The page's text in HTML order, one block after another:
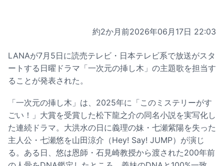
約2か月前2026年06月17日 22:03
LANAが7月5日に読売テレビ・日本テレビ系で放送がスタ
ートする日曜ドラマ「一次元の挿し木」の主題歌を担当す
ることが発表された。
「一次元の挿し木」は、2025年に「このミステリーがす
ごい！」大賞を受賞した松下龍之介の同名小説を実写化し
た連続ドラマ。大洪水の日に義理の妹・七瀬紫陽を失った
主人公・七瀬悠を山田涼介（Hey! Say! JUMP）が演じ
る。ある日、悠は恩師・石見崎教授から渡された200年前